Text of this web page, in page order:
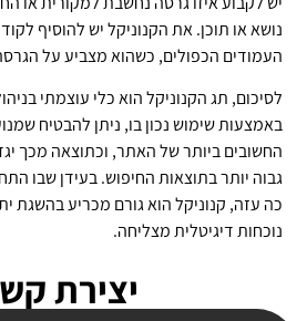
העמודים הכפולים, כשהוא מצביע על
באמצעות שימוש נכון בו, ניתן להבטיח
החשובים ביותר של האתר, וכתוצאה מכך
גבוה יותר בתוצאות החיפוש. בעידן שבו
כה עזה, קנוניקל הוא גורם מכריע בהשגת
נוכחות דיגיטלית מצליחה.
יצירת